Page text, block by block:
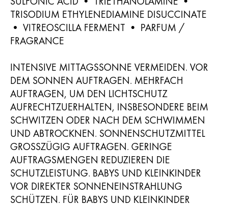
TRISODIUM ETHYLENEDIAMINE DISUCCINATE
• VITREOSCILLA FERMENT • PARFUM /
FRAGRANCE
INTENSIVE MITTAGSSONNE VERMEIDEN. VOR
DEM SONNEN AUFTRAGEN. MEHRFACH
AUFTRAGEN, UM DEN LICHTSCHUTZ
AUFRECHTZUERHALTEN, INSBESONDERE BEIM
SCHWITZEN ODER NACH DEM SCHWIMMEN
UND ABTROCKNEN. SONNENSCHUTZMITTEL
GROSSZÜGIG AUFTRAGEN. GERINGE A
UFTRAGSMENGEN REDUZIEREN DIE S
CHUTZLEISTUNG. BABYS UND KLEINKINDER V
OR DIREKTER SONNENEINSTRAHLUNG S
CHÜTZEN. FÜR BABYS UND KLEINKINDER S